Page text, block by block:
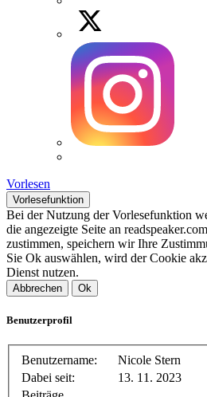
Vorlesen
Vorlesefunktion
Bei der Nutzung der Vorlesefunktion
die angezeigte Seite an
zustimmen, speichern wir Ihre
Sie Ok auswählen, wird der Cookie
Dienst nutzen.
Abbrechen Ok
Benutzerprofil
Benutzername:
Nicole Stern
Dabei seit:
13. 11. 2023